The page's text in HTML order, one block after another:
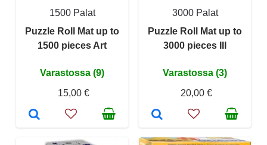
1500 Palat
Puzzle Roll Mat up to
1500 pieces Art
Varastossa (9)
15,00 €
3000 Palat
Puzzle Roll Mat up to
3000 pieces III
Varastossa (3)
20,00 €